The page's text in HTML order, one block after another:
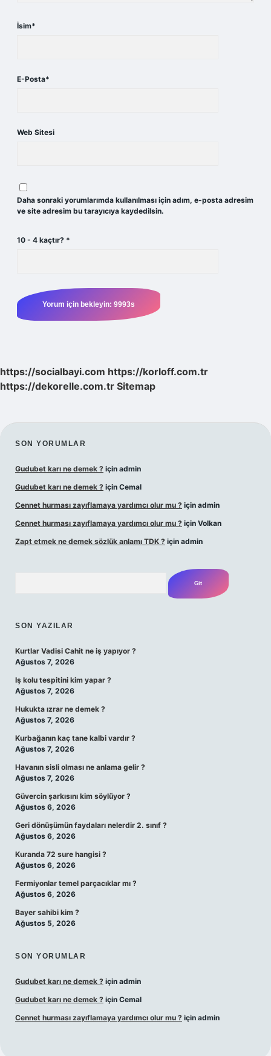
İsim*
E-Posta*
Web Sitesi
Daha sonraki yorumlarımda kullanılması için adım, e-posta adresim
ve site adresim bu tarayıcıya kaydedilsin.
10 - 4 kaçtır? *
https://socialbayi.com https://korloff.com.tr
https://dekorelle.com.tr Sitemap
SIDEBAR
SON YORUMLAR
Gudubet karı ne demek ? için admin
Gudubet karı ne demek ? için Cemal
Cennet hurması zayıflamaya yardımcı olur mu ? için admin
Cennet hurması zayıflamaya yardımcı olur mu ? için Volkan
Zapt etmek ne demek sözlük anlamı TDK ? için admin
SON YAZILAR
Kurtlar Vadisi Cahit ne iş yapıyor ?
Ağustos 7, 2026
Iş kolu tespitini kim yapar ?
Ağustos 7, 2026
Hukukta ızrar ne demek ?
Ağustos 7, 2026
Kurbağanın kaç tane kalbi vardır ?
Ağustos 7, 2026
Havanın sisli olması ne anlama gelir ?
Ağustos 7, 2026
Güvercin şarkısını kim söylüyor ?
Ağustos 6, 2026
Geri dönüşümün faydaları nelerdir 2. sınıf ?
Ağustos 6, 2026
Kuranda 72 sure hangisi ?
Ağustos 6, 2026
Fermiyonlar temel parçacıklar mı ?
Ağustos 6, 2026
Bayer sahibi kim ?
Ağustos 5, 2026
SON YORUMLAR
Gudubet karı ne demek ? için admin
Gudubet karı ne demek ? için Cemal
Cennet hurması zayıflamaya yardımcı olur mu ? için admin